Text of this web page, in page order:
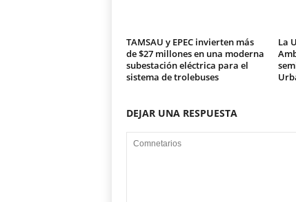
TAMSAU y EPEC invierten más
de $27 millones en una moderna
subestación eléctrica para el
sistema de trolebuses
La
DEJAR UNA RESPUESTA